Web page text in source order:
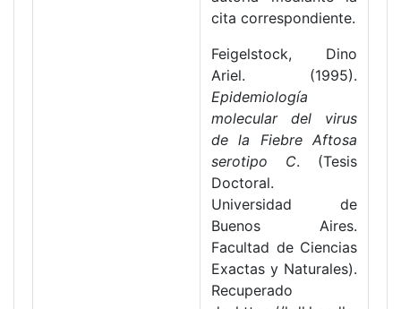
cita correspondiente.
Feigelstock, Dino
Ariel. (1995).
Epidemiología
molecular del virus
de la Fiebre Aftosa
serotipo C. (Tesis
Doctoral.
Universidad de
Buenos Aires.
Facultad de Ciencias
Exactas y Naturales).
Recuperado